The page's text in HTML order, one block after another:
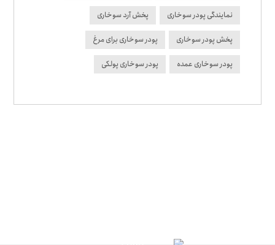
نمایندگی پودر سوخاری پخش آرد سوخاری
پخش پودر سوخاری پودر سوخاری برای مرغ
پودر سوخاری عمده پودر سوخاری پولکی